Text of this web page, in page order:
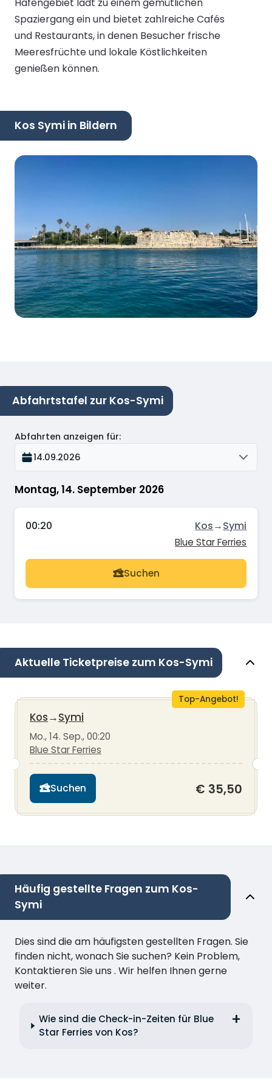
Spaziergang ein und bietet zahlreiche Cafés
und Restaurants, in denen Besucher frische
Meeresfrüchte und lokale Köstlichkeiten
genießen können.
Kos Symi in Bildern
Abfahrtstafel zur Kos-Symi
Montag, 14. September 2026
Abfahrten anzeigen für:
14.09.2026
00:20 Kos→Symi
Blue Star Ferries
Suchen
Aktuelle Ticketpreise zum Kos-Symi
Top-Angebot!
Kos→Symi
Mo., 14. Sep., 00:20
Blue Star Ferries
Suchen € 35,50
Häufig gestellte Fragen zum Kos-
Symi
Dies sind die am häufigsten gestellten Fragen. Sie
finden nicht, wonach Sie suchen? Kein Problem,
Kontaktieren Sie uns . Wir helfen Ihnen gerne
weiter.
Wie sind die Check-in-Zeiten für Blue
Star Ferries von Kos?